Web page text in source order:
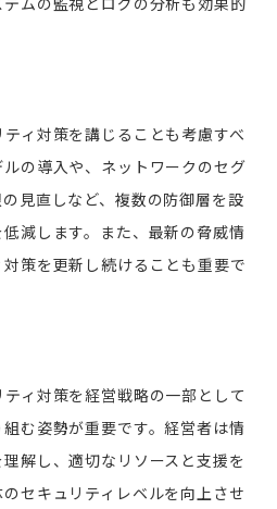
ィ対策を講じることも考慮すべ
の導入や、ネットワークのセグ
見直しなど、複数の防御層を設
減します。また、最新の脅威情
策を更新し続けることも重要で
ィ対策を経営戦略の一部として
む姿勢が重要です。経営者は情
解し、適切なリソースと支援を
セキュリティレベルを向上させ